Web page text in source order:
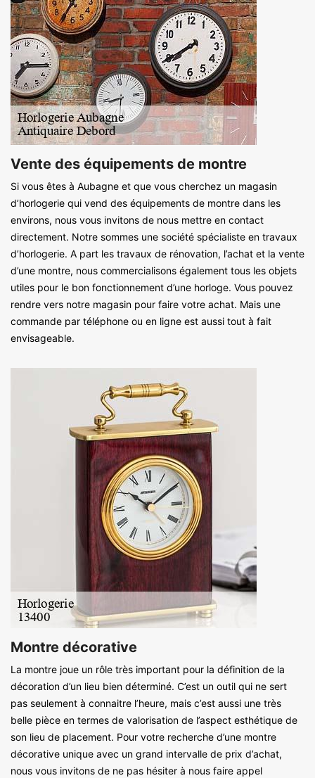
Vente des équipements de montre
Si vous êtes à Aubagne et que vous cherchez un magasin
d’horlogerie qui vend des équipements de montre dans les
environs, nous vous invitons de nous mettre en contact
directement. Notre sommes une société spécialiste en travaux
d’horlogerie. A part les travaux de rénovation, l’achat et la vente
d’une montre, nous commercialisons également tous les objets
utiles pour le bon fonctionnement d’une horloge. Vous pouvez
rendre vers notre magasin pour faire votre achat. Mais une
commande par téléphone ou en ligne est aussi tout à fait
envisageable.
Montre décorative
La montre joue un rôle très important pour la définition de la
décoration d’un lieu bien déterminé. C’est un outil qui ne sert
pas seulement à connaitre l’heure, mais c’est aussi une très
belle pièce en termes de valorisation de l’aspect esthétique de
son lieu de placement. Pour votre recherche d’une montre
décorative unique avec un grand intervalle de prix d’achat,
nous vous invitons de ne pas hésiter à nous faire appel